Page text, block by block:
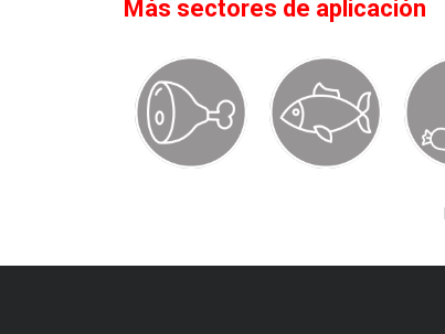
Más sectores de aplicación